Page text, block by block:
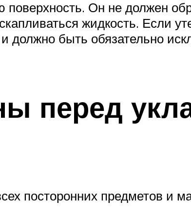
Он не должен
жидкость. Если
должно быть обязательно
перед
посторонних предметов и